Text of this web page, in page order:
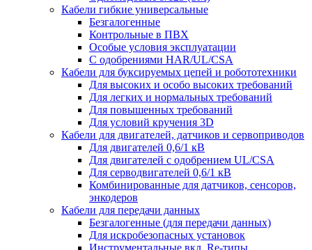
Кабели гибкие универсальные
Безгалогенные
Контрольные в ПВХ
Особые условия эксплуатации
С одобрениями HAR/UL/CSA
Кабели для буксируемых цепей и робототехники
Для высоких и особо высоких требований
Для легких и нормальных требований
Для повышенных требований
Для условий кручения 3D
Кабели для двигателей, датчиков и сервоприводов
Для двигателей 0,6/1 кВ
Для двигателей с одобрением UL/CSA
Для серводвигателей 0,6/1 кВ
Комбинированные для датчиков, cенсоров,
энкодеров
Кабели для передачи данных
Безгалогенные (для передачи данных)
Для искробезопасных установок
Инструментальные вкл. Re-типы